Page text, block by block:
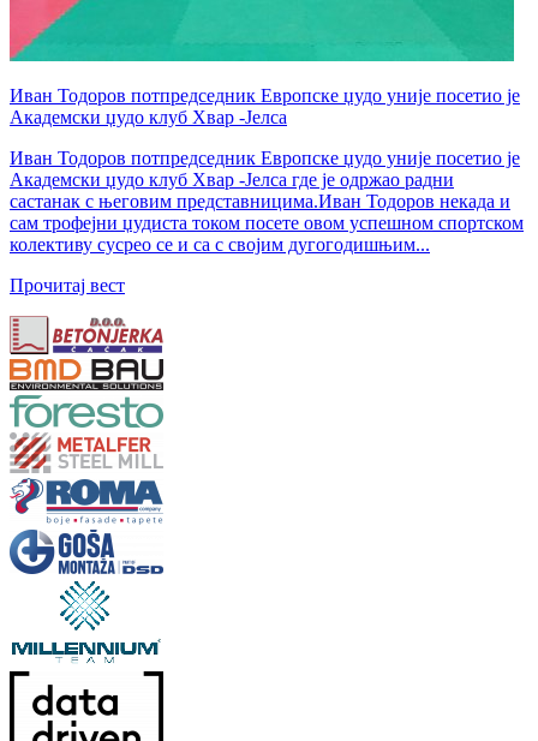
Иван Тодоров потпредседник Европске џудо уније посетио је
Академски џудо клуб Хвар -Јелса
Иван Тодоров потпредседник Европске џудо уније посетио је
Академски џудо клуб Хвар -Јелса где је одржао радни
састанак с његовим представницима.Иван Тодоров некада и
сам трофејни џудиста током посете овом успешном спортском
колективу сусрео се и са с својим дугогодишњим...
Прочитај вест